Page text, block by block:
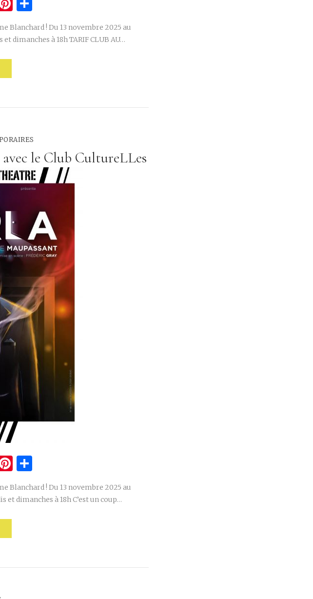
Blanchard ! Du 13 novembre 2025 au
dimanches à 18h TARIF CLUB AU…
le Club CultureLLes
Pinterest
Blanchard ! Du 13 novembre 2025 au
et dimanches à 18h C’est un coup…